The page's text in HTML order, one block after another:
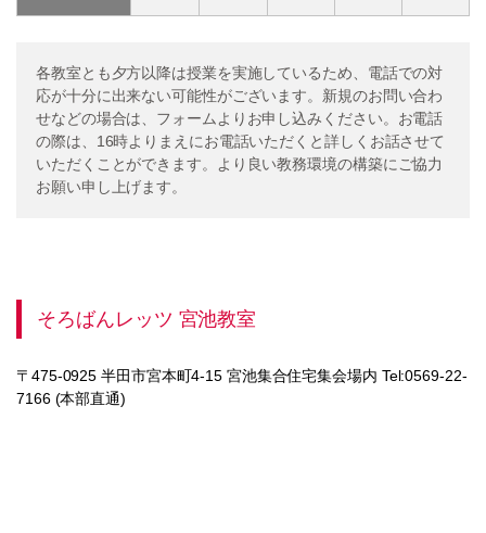
各教室とも夕方以降は授業を実施しているため、電話での対
応が十分に出来ない可能性がございます。新規のお問い合わ
せなどの場合は、フォームよりお申し込みください。お電話
の際は、16時よりまえにお電話いただくと詳しくお話させて
いただくことができます。より良い教務環境の構築にご協力
お願い申し上げます。
そろばんレッツ 宮池教室
〒475-0925 半田市宮本町4-15 宮池集合住宅集会場内 Tel:0569-22-
7166 (本部直通)